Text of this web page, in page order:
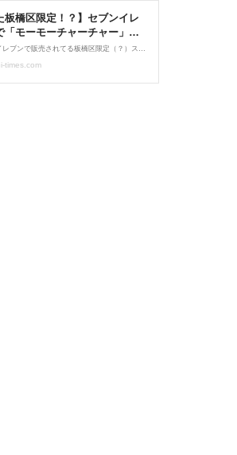
板橋区限定！？】セブンイレ
「モーモーチャーチャー」を
きた。
セブンイレブンで販売されてる板橋区限定（？）スイーツ「モーモーチャーチャー」って知ってますか？探す旅に出てきました。
times.com